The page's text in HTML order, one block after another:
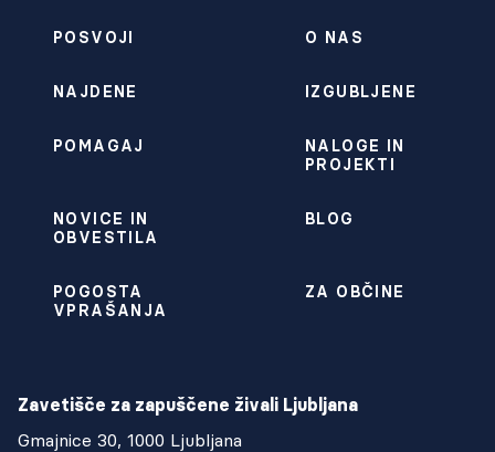
POSVOJI O NAS
NAJDENE IZGUBLJENE
POMAGAJ
NALOGE IN
PROJEKTI
NOVICE IN
OBVESTILA
BLOG
POGOSTA
VPRAŠANJA
ZA OBČINE
Zavetišče za zapuščene živali Ljubljana
Gmajnice 30, 1000 Ljubljana